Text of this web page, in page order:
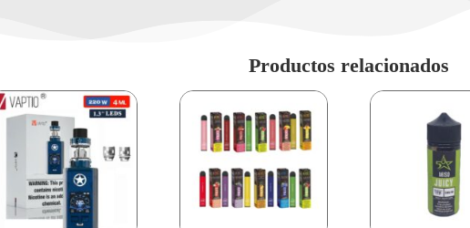
Productos relacionados